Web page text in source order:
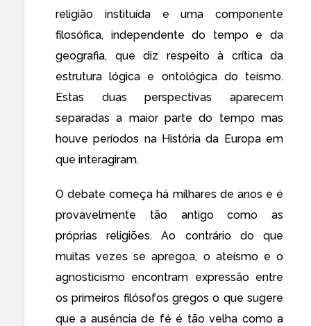
religião instituída e uma componente
filosófica, independente do tempo e da
geografia, que diz respeito à crítica da
estrutura lógica e ontológica do teísmo.
Estas duas perspectivas aparecem
separadas a maior parte do tempo mas
houve períodos na História da Europa em
que interagiram.
O debate começa há milhares de anos e é
provavelmente tão antigo como as
próprias religiões. Ao contrário do que
muitas vezes se apregoa, o ateísmo e o
agnosticismo encontram expressão entre
os primeiros filósofos gregos o que sugere
que a ausência de fé é tão velha como a